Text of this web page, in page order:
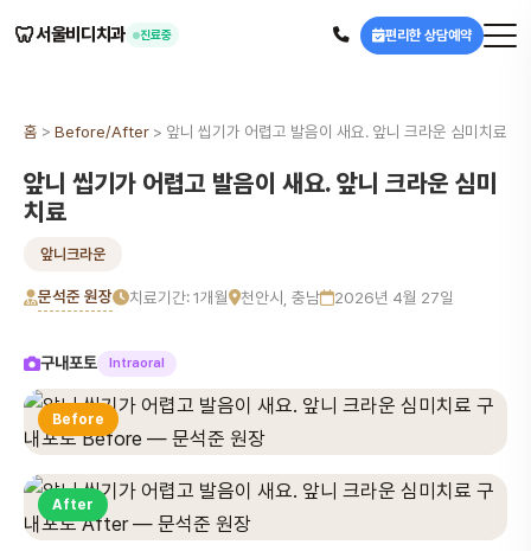
🦷서울비디치과 진료중 편리한 상담예약
홈 > Before/After > 앞니 씹기가 어렵고 발음이 새요. 앞니 크라운 심미치료
앞니 씹기가 어렵고 발음이 새요. 앞니 크라운 심미
치료
앞니크라운
문석준 원장 치료기간: 1개월 천안시, 충남 2026년 4월 27일
구내포토 Intraoral
Before
After